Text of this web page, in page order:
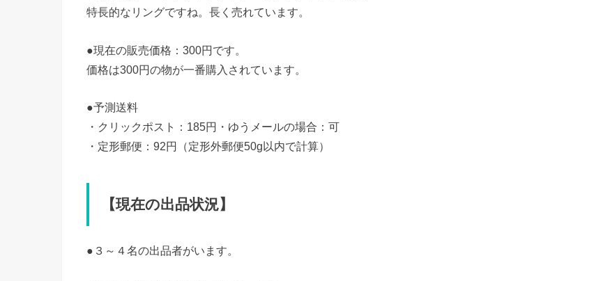
特長的なリングですね。長く売れています。
●現在の販売価格：300円です。
価格は300円の物が一番購入されています。
●予測送料
・クリックポスト：185円・ゆうメールの場合：可
・定形郵便：92円（定形外郵便50g以内で計算）
【現在の出品状況】
●３～４名の出品者がいます。